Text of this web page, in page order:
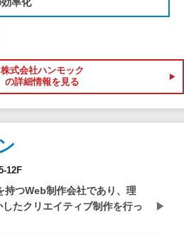
株式会社ハンモック
の詳細情報を見る
12F
つWeb制作会社であり、理
たクリエイティブ制作を行っ